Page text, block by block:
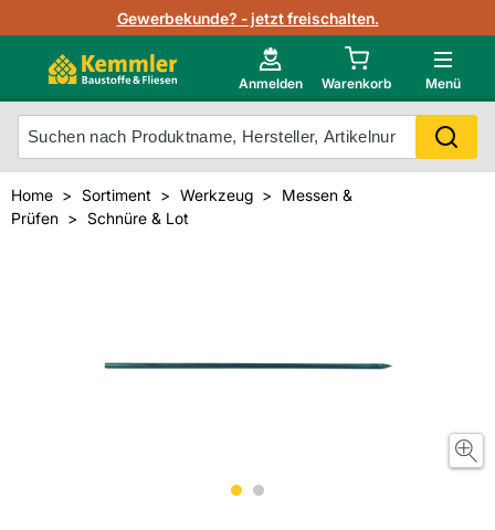
Gewerbekunde? - jetzt freischalten.
Anmelden Warenkorb Menü
Lagerbestand in Echtzeit
Nutzerverwaltung
Photovoltaik Konfigurator
Projektlisten
Neu im Onlineshop?
Mein Konto
Meistverkaufte Produkte
Home Sortiment Werkzeug
Messen &
Prüfen
Schnüre & Lot